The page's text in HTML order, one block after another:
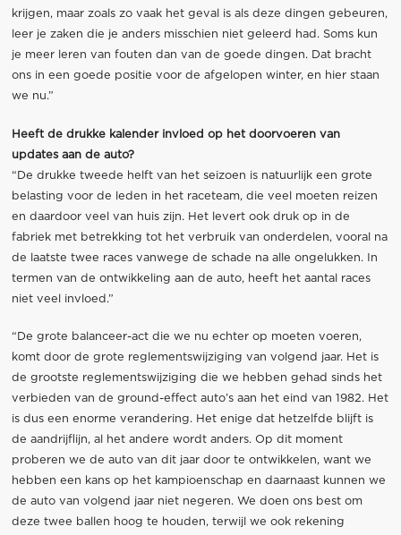
krijgen, maar zoals zo vaak het geval is als deze dingen gebeuren,
leer je zaken die je anders misschien niet geleerd had. Soms kun
je meer leren van fouten dan van de goede dingen. Dat bracht
ons in een goede positie voor de afgelopen winter, en hier staan
we nu.”
Heeft de drukke kalender invloed op het doorvoeren van
updates aan de auto?
“De drukke tweede helft van het seizoen is natuurlijk een grote
belasting voor de leden in het raceteam, die veel moeten reizen
en daardoor veel van huis zijn. Het levert ook druk op in de
fabriek met betrekking tot het verbruik van onderdelen, vooral na
de laatste twee races vanwege de schade na alle ongelukken. In
termen van de ontwikkeling aan de auto, heeft het aantal races
niet veel invloed.”
“De grote balanceer-act die we nu echter op moeten voeren,
komt door de grote reglementswijziging van volgend jaar. Het is
de grootste reglementswijziging die we hebben gehad sinds het
verbieden van de ground-effect auto’s aan het eind van 1982. Het
is dus een enorme verandering. Het enige dat hetzelfde blijft is
de aandrijflijn, al het andere wordt anders. Op dit moment
proberen we de auto van dit jaar door te ontwikkelen, want we
hebben een kans op het kampioenschap en daarnaast kunnen we
de auto van volgend jaar niet negeren. We doen ons best om
deze twee ballen hoog te houden, terwijl we ook rekening